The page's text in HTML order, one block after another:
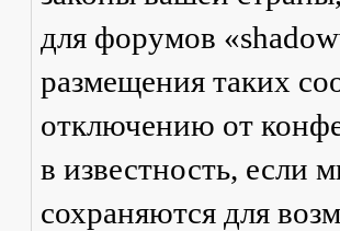
для форумов
размещения таких
отключению от
в известность, если
сохраняются для